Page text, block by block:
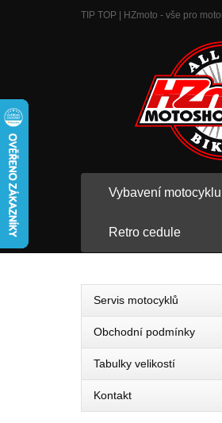
TIP TOP | HZmoto - vše pro
Vybavení motocyklu
Retro cedule
Servis motocyklů
Obchodní podmínky
Tabulky velikostí
Kontakt